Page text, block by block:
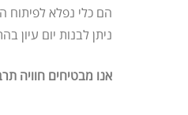
הם כלי נפלא לפיתוח
ניתן לבנות יום עיון
אנו מבטיחים חוויה